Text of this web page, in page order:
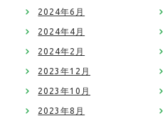
2024年6月
2024年4月
2024年2月
2023年12月
2023年10月
2023年8月